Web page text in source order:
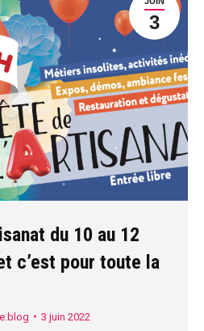
3
du 10 au 12
c’est pour toute la
3 juin 2022